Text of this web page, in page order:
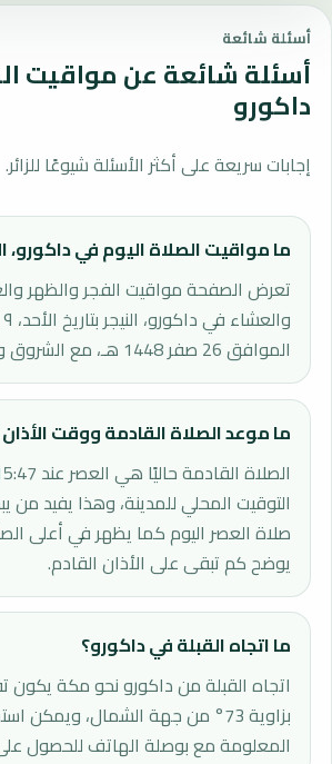
أسئلة شائعة
أسئلة شائعة عن مواقيت
داكورو
إجابات سريعة على أكثر الأسئلة شيوعًا للزائر.
ما مواقيت الصلاة اليوم في داكورو،
تعرض الصفحة مواقيت الفجر والظهر
الموافق 26 صفر 1448 هـ، مع الشروق وجدول 7 أيام.
ما موعد الصلاة القادمة ووقت
التوقيت المحلي للمدينة، وهذا يفيد
صلاة العصر اليوم كما يظهر في أعلى
يوضح كم تبقى على الأذان القادم.
ما اتجاه القبلة في داكورو؟
اتجاه القبلة من داكورو نحو مكة يكون
بزاوية 73° من جهة الشمال، ويمكن
المعلومة مع بوصلة الهاتف للحصول